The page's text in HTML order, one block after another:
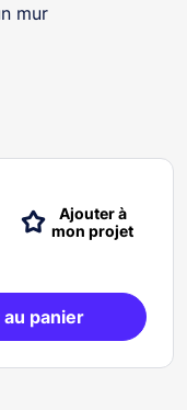
mur
Ajouter à
mon projet
panier